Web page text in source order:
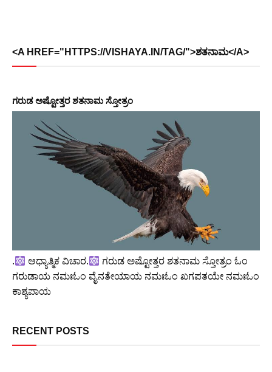
<A HREF="HTTPS://VISHAYA.IN/TAG/">ಶತನಾಮ</A>
ಗರುಡ ಅಷ್ಟೋತ್ತರ ಶತನಾಮ ಸ್ತೋತ್ರಂ
. ಆಧ್ಯಾತ್ಮಿಕ ವಿಚಾರ.
ಗರುಡ ಅಷ್ಟೋತ್ತರ ಶತನಾಮ ಸ್ತೋತ್ರಂ ಓಂ
ಗರುಡಾಯ ನಮಃಓಂ ವೈನತೇಯಾಯ ನಮಃಓಂ ಖಗಪತಯೇ ನಮಃಓಂ
ಕಾಶ್ಯಪಾಯ
RECENT POSTS